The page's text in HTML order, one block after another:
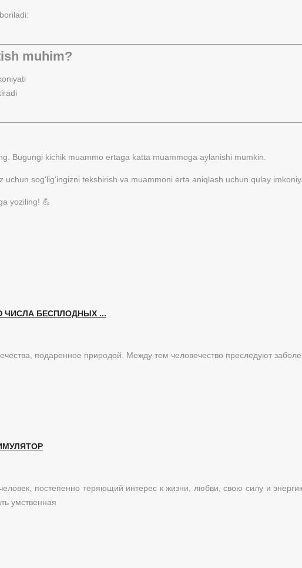
muhim?
Bugungi kichik muammo ertaga katta muammoga aylanishi mumkin.
sog‘lig‘ingizni tekshirish va muammoni erta aniqlash uchun qulay
yoziling! 💪
БЕСПЛОДНЫХ ...
подаренное природой. Между тем человечество преследуют
постепенно теряющий интерес к жизни, любви, свою силу и
умственная